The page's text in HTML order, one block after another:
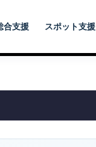
合支援 スポット支援